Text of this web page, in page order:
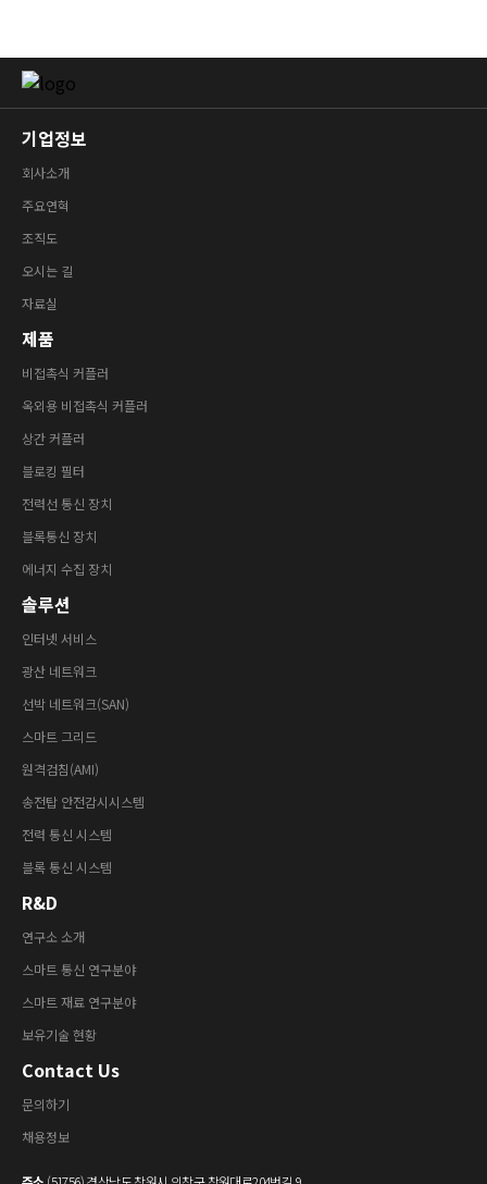
기업정보
회사소개
주요연혁
조직도
오시는 길
자료실
제품
비접촉식 커플러
옥외용 비접촉식 커플러
상간 커플러
블로킹 필터
전력선 통신 장치
블록통신 장치
에너지 수집 장치
솔루션
인터넷 서비스
광산 네트워크
선박 네트워크(SAN)
스마트 그리드
원격검침(AMI)
송전탑 안전감시시스템
전력 통신 시스템
블록 통신 시스템
R&D
연구소 소개
스마트 통신 연구분야
스마트 재료 연구분야
보유기술 현황
Contact Us
문의하기
채용정보